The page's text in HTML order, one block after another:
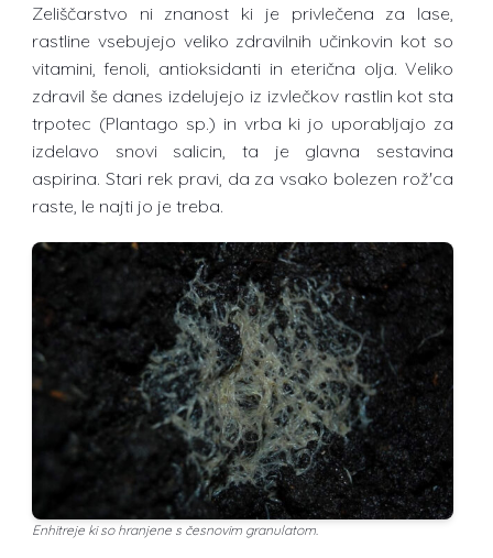
Zeliščarstvo ni znanost ki je privlečena za lase,
rastline vsebujejo veliko zdravilnih učinkovin kot so
vitamini, fenoli, antioksidanti in eterična olja. Veliko
zdravil še danes izdelujejo iz izvlečkov rastlin kot sta
trpotec (Plantago sp.) in vrba ki jo uporabljajo za
izdelavo snovi salicin, ta je glavna sestavina
aspirina. Stari rek pravi, da za vsako bolezen rož'ca
raste, le najti jo je treba.
Enhitreje ki so hranjene s česnovim granulatom.